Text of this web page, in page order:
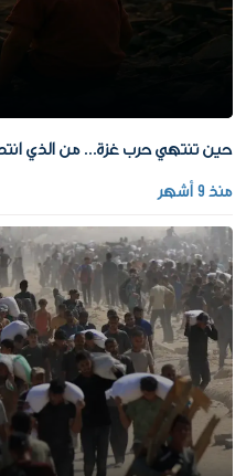
حين تنتهي حرب غزة... من الذي
منذ 9 أشهر